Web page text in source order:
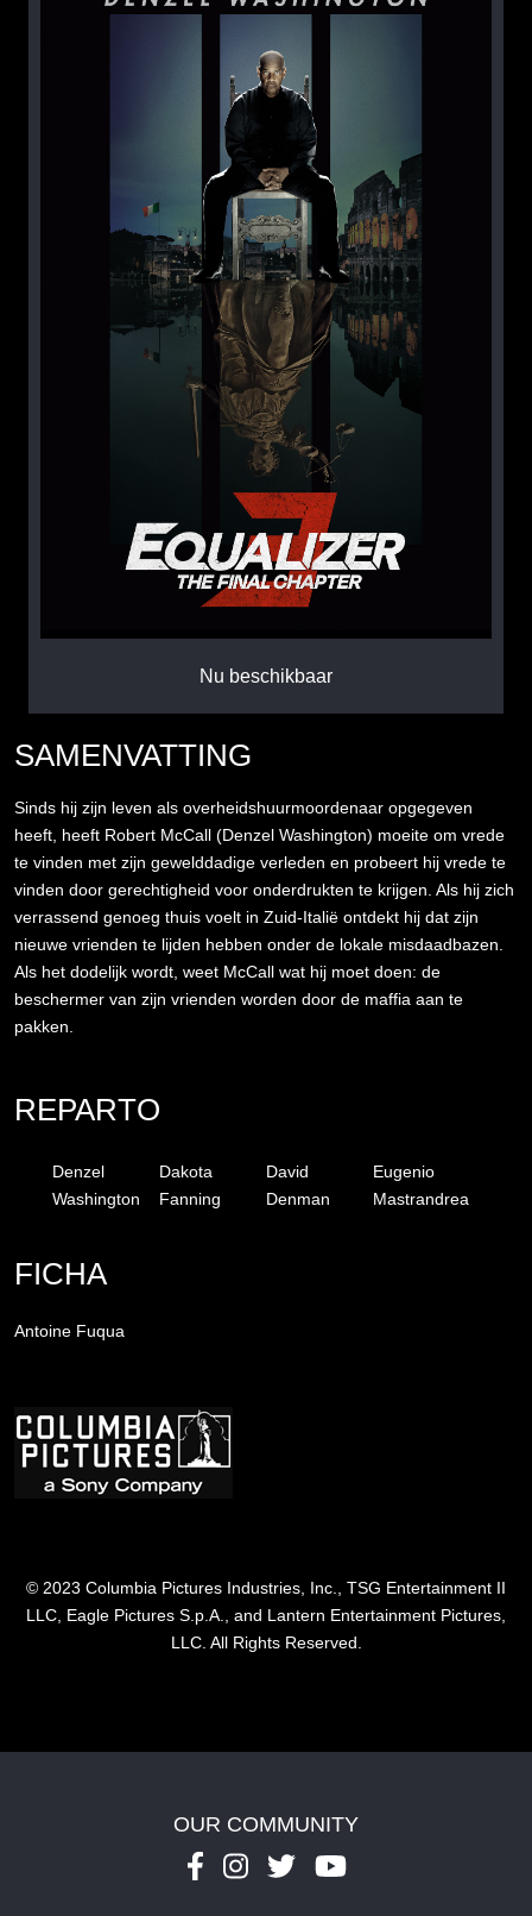
Nu beschikbaar
SAMENVATTING
Sinds hij zijn leven als overheidshuurmoordenaar opgegeven
heeft, heeft Robert McCall (Denzel Washington) moeite om vrede
te vinden met zijn gewelddadige verleden en probeert hij vrede te
vinden door gerechtigheid voor onderdrukten te krijgen. Als hij zich
verrassend genoeg thuis voelt in Zuid-Italië ontdekt hij dat zijn
nieuwe vrienden te lijden hebben onder de lokale misdaadbazen.
Als het dodelijk wordt, weet McCall wat hij moet doen: de
beschermer van zijn vrienden worden door de maffia aan te
pakken.
REPARTO
Denzel
Washington
Dakota
Fanning
David
Denman
Eugenio
Mastrandrea
FICHA
Antoine Fuqua
© 2023 Columbia Pictures Industries, Inc., TSG Entertainment II
LLC, Eagle Pictures S.p.A., and Lantern Entertainment Pictures,
LLC. All Rights Reserved.
OUR COMMUNITY